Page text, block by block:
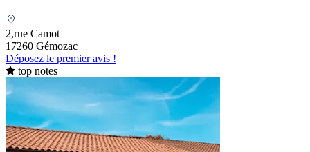
2,rue Camot
17260 Gémozac
Déposez le premier avis !
top notes